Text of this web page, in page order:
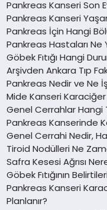
Pankreas Kanseri Son
Pankreas Kanseri
Pankreas İçin Hangi
Pankreas Hastaları
Göbek Fıtığı Hangi
Arşivden Ankara Tıp
Pankreas Nedir ve Ne
Mide Kanseri
Genel Cerrahlar Hangi
Pankreas Kanserinde
Genel Cerrahi Nedir,
Tiroid Nodülleri Ne
Safra Kesesi Ağrısı
Göbek Fıtığının
Pankreas Kanseri
Planlanır?